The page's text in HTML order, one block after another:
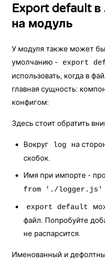
Export default в
на модуль
У модуля также может
умолчанию -
export
использовать, когда в
главная сущность:
конфигом:
Здесь стоит обратить
Вокруг log
на
скобок.
Имя при импорте -
from './logger.js'
export default
файл. Попробуйте
не распарсится.
Именованный и